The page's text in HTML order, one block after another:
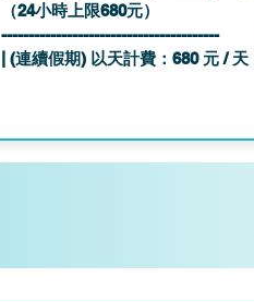
（24小時上限680元）
----------------------------------------
| (連續假期) 以天計費：680 元 / 天